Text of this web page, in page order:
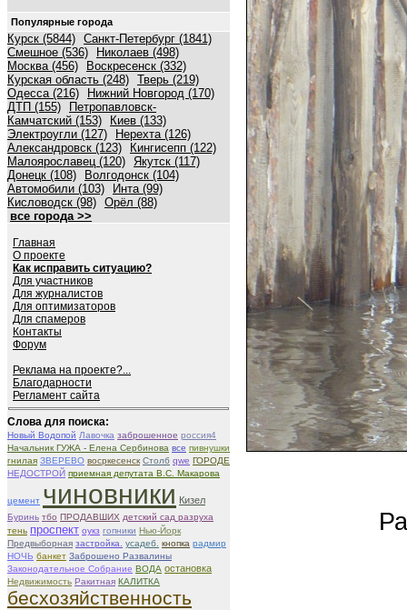
Популярные города
Курск (5844) Санкт-Петербург (1841)
Смешное (536)
Николаев (498)
Москва (456)
Воскресенск (332)
Курская область (248) Тверь (219)
Одесса (216)
Нижний Новгород (170)
ДТП (155)
Петропавловск-
Камчатский (153)
Киев (133)
Электроугли (127)
Нерехта (126)
Александровск (123)
Кингисепп (122)
Малоярославец (120) Якутск (117)
Донецк (108)
Волгодонск (104)
Автомобили (103)
Инта (99)
Кисловодск (98) Орёл (88)
все города >>
Главная
О проекте
Как исправить ситуацию?
Для участников
Для журналистов
Для оптимизаторов
Для спамеров
Контакты
Форум
Реклама на проекте?...
Благодарности
Регламент сайта
Слова для поиска:
Новый Водопой Лавочка заброшенное россия4
Начальник ГУЖА - Елена Сербинова все пивнушки
гнилая ЗВЕРЕВО восркесенск Столб qwe ГОРОДЕ
НЕДОСТРОЙ приемная депутата В.С. Макарова
цемент чиновники Кизел
Буринь тбо ПРОДАВШИХ детский сад разруха
тень проспект оукз гопники Нью-Йорк
Предвыборная застройка. усадеб. кнопка радмир
НОЧЬ банкет Заброшено Развалины
Законодательное Собрание ВОДА остановка
Недвижимость Ракитная КАЛИТКА
бесхозяйственность